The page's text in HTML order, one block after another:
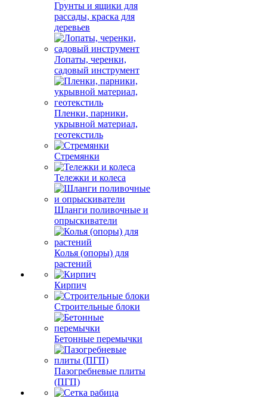
Грунты и ящики для
рассады, краска для
деревьев
Лопаты, черенки,
садовый инструмент
Пленки, парники,
укрывной материал,
геотекстиль
Стремянки
Тележки и колеса
Шланги поливочные и
опрыскиватели
Колья (опоры) для
растений
Кирпич
Строительные блоки
Бетонные перемычки
Пазогребневые плиты
(ПГП)